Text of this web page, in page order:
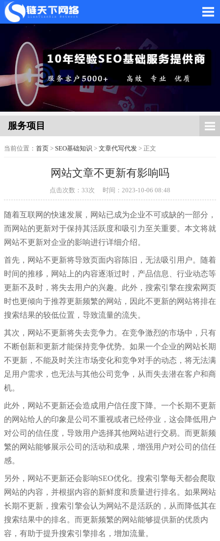
网站托管_网站托管代运
营_SEO优化外包服务
「链天下网络科技有限
公司」
服务项目
当前位置： 首页 > SEO基础知识 > 文章代写代发 > 正文
网站文章不更新有影响吗
点击次数： 33次 时间：2023-10-06 08:48
随着互联网的快速发展，网站已成为企业不可或缺的一部分，
而网站的更新对于保持其活跃度和吸引力至关重要。本文将就
网站不更新对企业的影响进行详细介绍。
首先，网站不更新将导致页面内容陈旧，无法吸引用户。随着
时间的推移，网站上的内容逐渐过时，产品信息、行业动态等
更新不及时，将失去用户的兴趣。此外，搜索引擎在搜索网页
时也更倾向于推荐更新频繁的网站，因此不更新的网站将排在
搜索结果的较低位置，导致流量的流失。
其次，网站不更新将失去竞争力。在竞争激烈的市场中，只有
不断创新和更新才能保持竞争优势。如果一个企业的网站长期
不更新，不能及时关注市场变化和竞争对手的动态，将无法满
足用户需求，也无法与其他公司竞争，从而失去潜在客户和商
机。
此外，网站不更新还会造成用户信任度下降。一个长期不更新
的网站给人的印象是公司不重视或者已经停业，这会降低用户
对公司的信任度，导致用户选择其他网站进行交易。而更新频
繁的网站能够展示公司的活动和成果，增强用户对公司的信任
感。
另外，网站不更新还会影响SEO优化。搜索引擎每天都会爬取
网站的内容，并根据内容的新鲜度和质量进行排名。如果网站
长期不更新，搜索引擎会认为网站不是活跃的，从而降低其在
搜索结果中的排名。而更新频繁的网站能够提供新的优质内
容，有助于提升搜索引擎排名，增加流量。